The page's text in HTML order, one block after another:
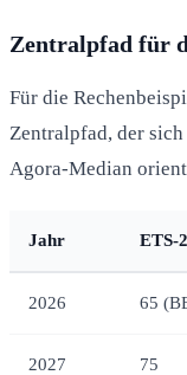
Zentralpfad für
Für die
Zentralpfad, der
Agora-Median
Jahr ETS-
2026 65
2027 75